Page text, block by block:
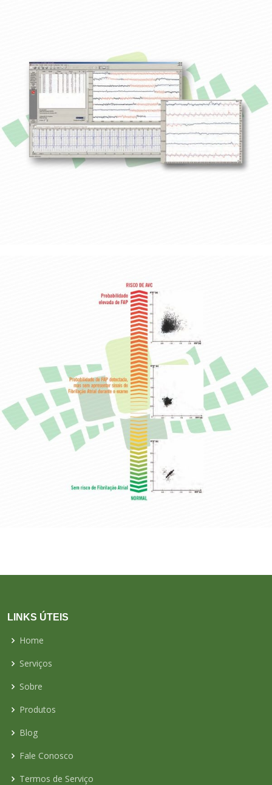
LINKS ÚTEIS
Home
Serviços
Sobre
Produtos
Blog
Fale Conosco
Termos de Serviço